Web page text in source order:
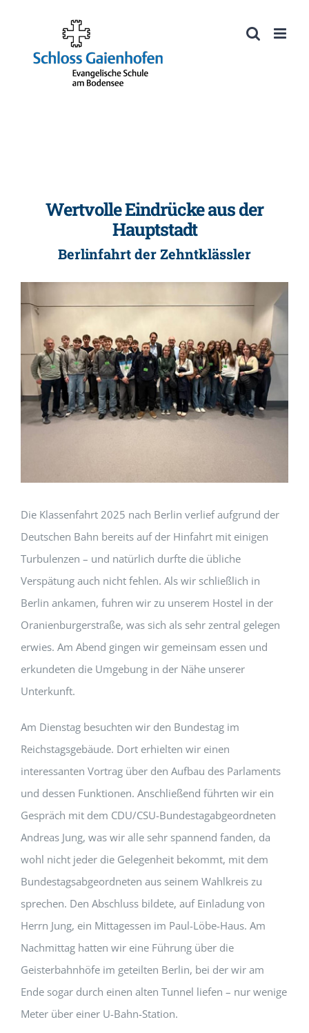
Werkzeugleiste öffnen
springen
Wertvolle Eindrücke aus der
Hauptstadt
Berlinfahrt der Zehntklässler
Die Klassenfahrt 2025 nach Berlin verlief aufgrund der
Deutschen Bahn bereits auf der Hinfahrt mit einigen
Turbulenzen – und natürlich durfte die übliche
Verspätung auch nicht fehlen. Als wir schließlich in
Berlin ankamen, fuhren wir zu unserem Hostel in der
Oranienburgerstraße, was sich als sehr zentral gelegen
erwies. Am Abend gingen wir gemeinsam essen und
erkundeten die Umgebung in der Nähe unserer
Unterkunft.
Am Dienstag besuchten wir den Bundestag im
Reichstagsgebäude. Dort erhielten wir einen
interessanten Vortrag über den Aufbau des Parlaments
und dessen Funktionen. Anschließend führten wir ein
Gespräch mit dem CDU/CSU-Bundestagabgeordneten
Andreas Jung, was wir alle sehr spannend fanden, da
wohl nicht jeder die Gelegenheit bekommt, mit dem
Bundestagsabgeordneten aus seinem Wahlkreis zu
sprechen. Den Abschluss bildete, auf Einladung von
Herrn Jung, ein Mittagessen im Paul-Löbe-Haus. Am
Nachmittag hatten wir eine Führung über die
Geisterbahnhöfe im geteilten Berlin, bei der wir am
Ende sogar durch einen alten Tunnel liefen – nur wenige
Meter über einer U-Bahn-Station.